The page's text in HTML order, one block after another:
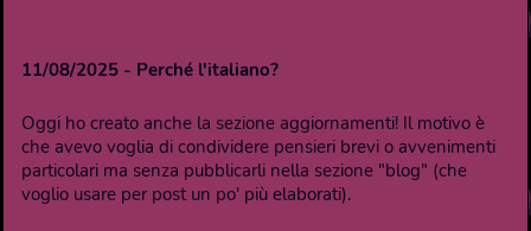
11/08/2025 - Perché l'italiano?
Oggi ho creato anche la sezione aggiornamenti! Il motivo è
che avevo voglia di condividere pensieri brevi o avvenimenti
particolari ma senza pubblicarli nella sezione "blog" (che
voglio usare per post un po' più elaborati).